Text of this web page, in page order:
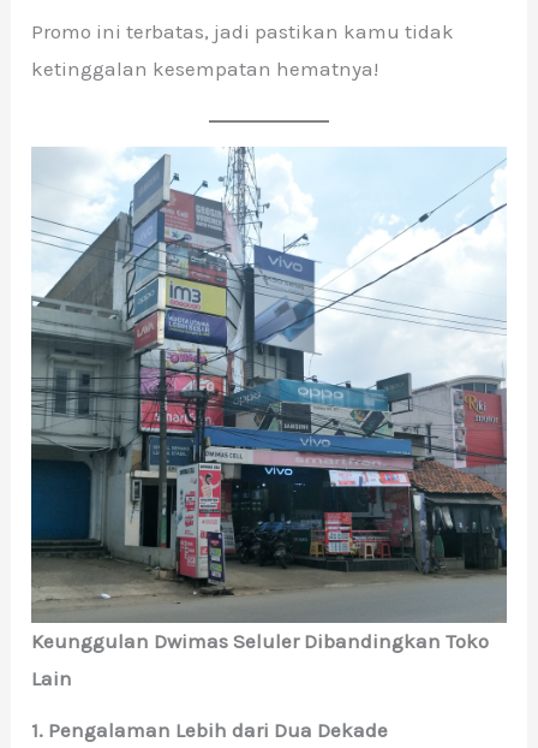
Promo ini terbatas, jadi pastikan kamu tidak
ketinggalan kesempatan hematnya!
Keunggulan Dwimas Seluler Dibandingkan Toko
Lain
1. Pengalaman Lebih dari Dua Dekade